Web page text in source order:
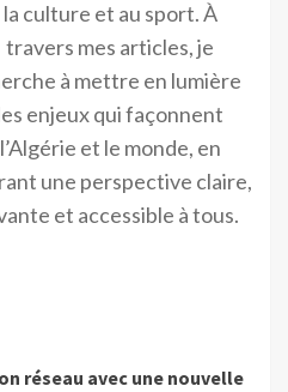
la culture et au sport. À
travers mes articles, je
à mettre en lumière
enjeux qui façonnent
l’Algérie et le monde, en
une perspective claire,
et accessible à tous.
réseau avec une nouvelle